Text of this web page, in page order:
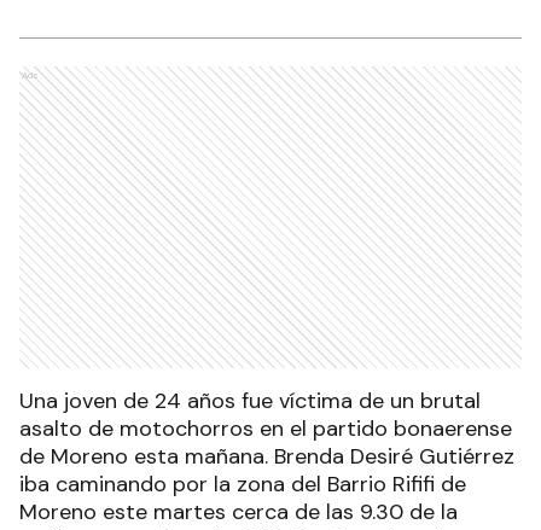
Ads
Una joven de 24 años fue víctima de un brutal
asalto de motochorros en el partido bonaerense
de Moreno esta mañana. Brenda Desiré Gutiérrez
iba caminando por la zona del Barrio Rififi de
Moreno este martes cerca de las 9.30 de la